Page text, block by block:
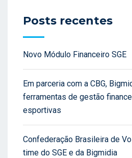
Posts recentes
Novo Módulo Financeiro SGE
Em parceria com a CBG,
ferramentas de gestão
esportivas
Confederação Brasileira de
time do SGE e da Bigmidia